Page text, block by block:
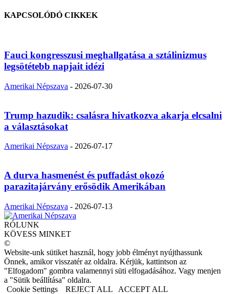
KAPCSOLÓDÓ CIKKEK
Fauci kongresszusi meghallgatása a sztálinizmus
legsötétebb napjait idézi
Amerikai Népszava - 2026-07-30
Trump hazudik: csalásra hivatkozva akarja elcsalni
a választásokat
Amerikai Népszava - 2026-07-17
A durva hasmenést és puffadást okozó
parazitajárvány erősödik Amerikában
Amerikai Népszava - 2026-07-13
RÓLUNK
KÖVESS MINKET
©
Website-unk sütiket használ, hogy jobb élményt nyújthassunk
Önnek, amikor visszatér az oldalra. Kérjük, kattintson az
"Elfogadom" gombra valamennyi süti elfogadásához. Vagy menjen
a "Sütik beállítása" oldalra.
Cookie Settings
REJECT ALL ACCEPT ALL